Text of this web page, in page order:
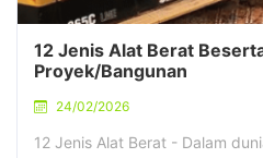
12 Jenis Alat Berat
Proyek/Bangunan
24/02/2026
12 Jenis Alat Berat - Dalam